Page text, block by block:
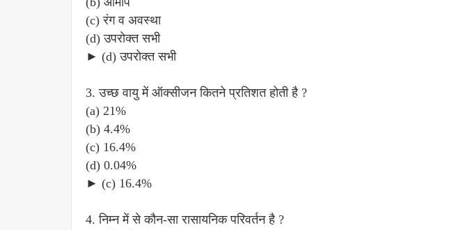
(c) रंग व अवस्था
(d) उपरोक्त सभी
► (d) उपरोक्त सभी
3. उच्छ वायु में ऑक्सीजन कितने प्रतिशत होती है ?
(a) 21%
(b) 4.4%
(c) 16.4%
(d) 0.04%
► (c) 16.4%
4. निम्न में से कौन-सा रासायनिक परिवर्तन है ?